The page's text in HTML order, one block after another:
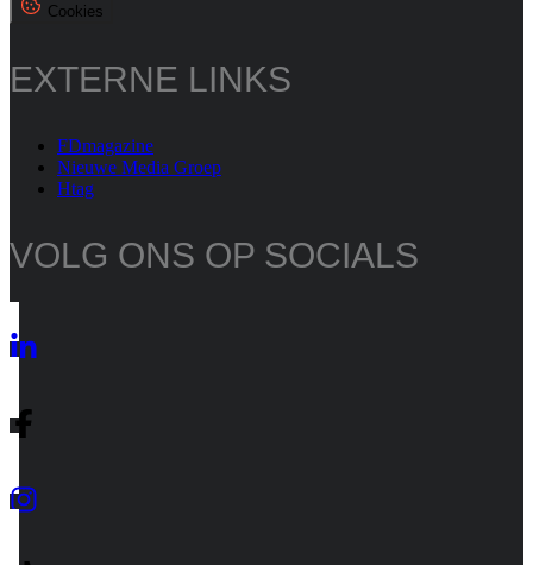
Cookies
EXTERNE LINKS
FDmagazine
Nieuwe Media Groep
Htag
VOLG ONS OP SOCIALS